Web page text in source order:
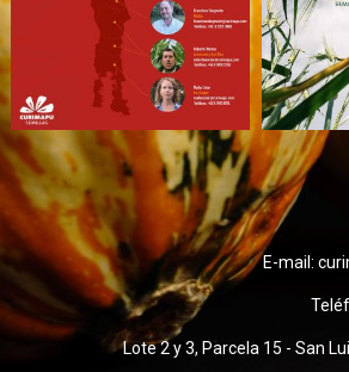
E-mail:
Lote 2 y 3, Parcela 15 - San